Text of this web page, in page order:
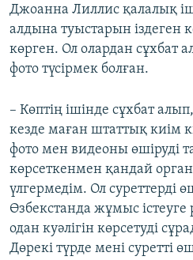
Джоанна Лиллис қалалық
алдына туыстарын іздеген
көрген. Ол олардан сұхбат
фото түсірмек болған.
– Көптің ішінде сұхбат
кезде маған штаттық киім
фото мен видеоны өшіруді
көрсеткенмен қандай
үлгермедім. Ол суреттерді
Өзбекстанда жұмыс
одан куәлігін көрсетуді
Дөрекі түрде мені суретті